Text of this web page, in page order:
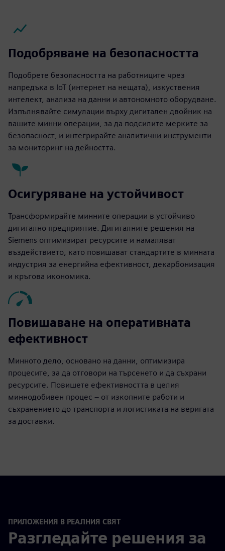
Подобряване на безопасността
Подобрете безопасността на работниците чрез
напредъка в IoT (интернет на нещата), изкуствения
интелект, анализа на данни и автономното оборудване.
Изпълнявайте симулации върху дигитален двойник на
вашите минни операции, за да подсилите мерките за
безопасност, и интегрирайте аналитични инструменти
за мониторинг на дейността.
Осигуряване на устойчивост
Трансформирайте минните операции в устойчиво
дигитално предприятие. Дигиталните решения на
Siemens оптимизират ресурсите и намаляват
въздействието, като повишават стандартите в минната
индустрия за енергийна ефективност, декарбонизация
и кръгова икономика.
Повишаване на оперативната
ефективност
Минното дело, основано на данни, оптимизира
процесите, за да отговори на търсенето и да съхрани
ресурсите. Повишете ефективността в целия
миннодобивен процес – от изкопните работи и
съхранението до транспорта и логистиката на веригата
за доставки.
ПРИЛОЖЕНИЯ В РЕАЛНИЯ СВЯТ
Разгледайте решения за